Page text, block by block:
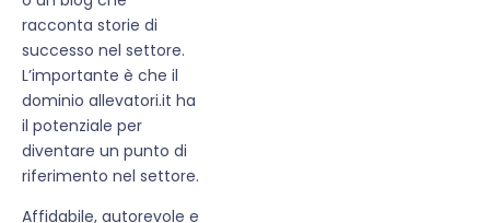
racconta storie di
successo nel settore.
L’importante è che il
dominio allevatori.it ha
il potenziale per
diventare un punto di
riferimento nel settore.
Affidabile, autorevole e